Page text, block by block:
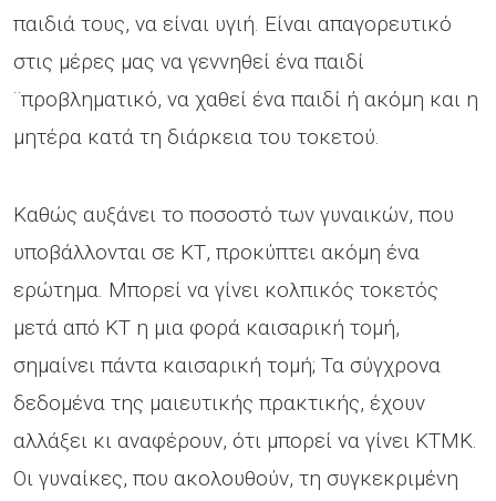
παιδιά τους, να είναι υγιή. Είναι απαγορευτικό
στις μέρες μας να γεννηθεί ένα παιδί
¨προβληματικό, να χαθεί ένα παιδί ή ακόμη και η
μητέρα κατά τη διάρκεια του τοκετού.
Καθώς αυξάνει το ποσοστό των γυναικών, που
υποβάλλονται σε ΚΤ, προκύπτει ακόμη ένα
ερώτημα. Μπορεί να γίνει κολπικός τοκετός
μετά από ΚΤ η μια φορά καισαρική τομή,
σημαίνει πάντα καισαρική τομή; Τα σύγχρονα
δεδομένα της μαιευτικής πρακτικής, έχουν
αλλάξει κι αναφέρουν, ότι μπορεί να γίνει ΚΤΜΚ.
Οι γυναίκες, που ακολουθούν, τη συγκεκριμένη